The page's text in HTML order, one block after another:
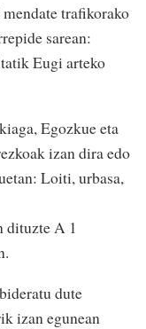
trafikorako
sarean:
Eugi arteko
Egozkue eta
izan dira edo
Loiti, urbasa,
dituzte A 1
dute
izan egunean